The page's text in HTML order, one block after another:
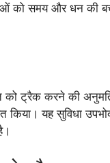
को समय और धन की
ट्रैक करने की अनुमति
यह सुविधा